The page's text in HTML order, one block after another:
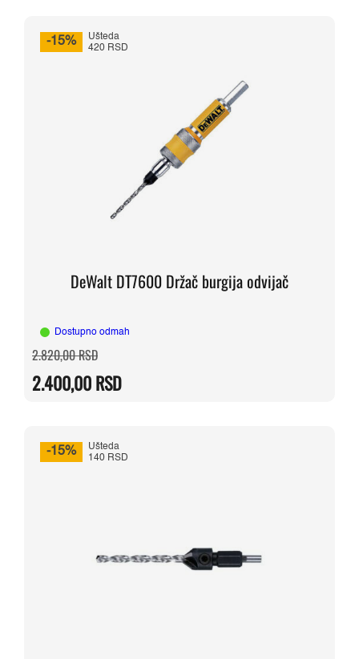
-15%
Ušteda
420 RSD
DeWalt DT7600 Držač burgija odvijač
Dostupno odmah
2.820,00RSDOriginalna
cena
bila:
2.820,00 RSD.
2.400,00RSD
Trenutna
cena
2.400,00 RSD.
-15%
Ušteda
140 RSD